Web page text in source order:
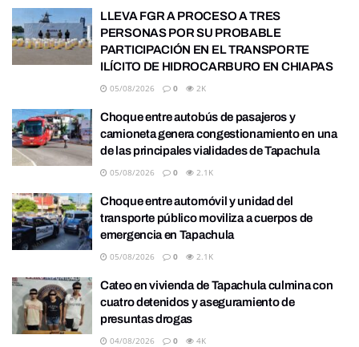
LLEVA FGR A PROCESO A TRES
PERSONAS POR SU PROBABLE
PARTICIPACIÓN EN EL TRANSPORTE
ILÍCITO DE HIDROCARBURO EN CHIAPAS
05/08/2026 0 2K
Choque entre autobús de pasajeros y
camioneta genera congestionamiento en una
de las principales vialidades de Tapachula
05/08/2026 0 2.1K
Choque entre automóvil y unidad del
transporte público moviliza a cuerpos de
emergencia en Tapachula
05/08/2026 0 2.1K
Cateo en vivienda de Tapachula culmina con
cuatro detenidos y aseguramiento de
presuntas drogas
04/08/2026 0 4K